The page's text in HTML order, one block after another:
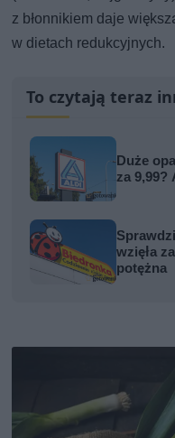
z błonnikiem daje
w dietach redukcyjnych.
To czytają teraz
Duże
za 9,99?
wzięła
potężna